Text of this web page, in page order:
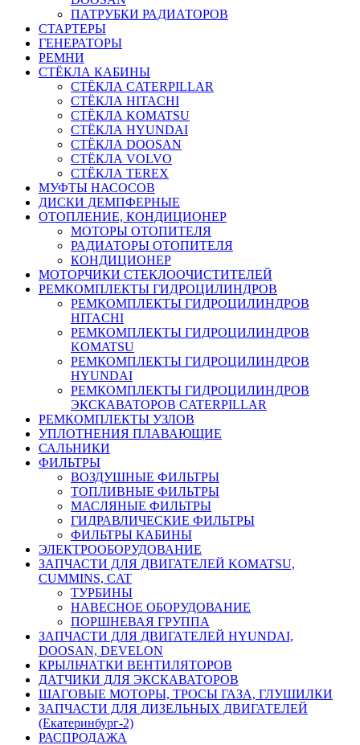
ПАТРУБКИ РАДИАТОРОВ
СТАРТЕРЫ
ГЕНЕРАТОРЫ
РЕМНИ
СТЁКЛА КАБИНЫ
СТЁКЛА CATERPILLAR
СТЁКЛА HITACHI
СТЁКЛА KOMATSU
СТЁКЛА HYUNDAI
СТЁКЛА DOOSAN
СТЁКЛА VOLVO
СТЁКЛА TEREX
МУФТЫ НАСОСОВ
ДИСКИ ДЕМПФЕРНЫЕ
ОТОПЛЕНИЕ, КОНДИЦИОНЕР
МОТОРЫ ОТОПИТЕЛЯ
РАДИАТОРЫ ОТОПИТЕЛЯ
КОНДИЦИОНЕР
МОТОРЧИКИ СТЕКЛООЧИСТИТЕЛЕЙ
РЕМКОМПЛЕКТЫ ГИДРОЦИЛИНДРОВ
РЕМКОМПЛЕКТЫ ГИДРОЦИЛИНДРОВ
HITACHI
РЕМКОМПЛЕКТЫ ГИДРОЦИЛИНДРОВ
KOMATSU
РЕМКОМПЛЕКТЫ ГИДРОЦИЛИНДРОВ
HYUNDAI
РЕМКОМПЛЕКТЫ ГИДРОЦИЛИНДРОВ
ЭКСКАВАТОРОВ CATERPILLAR
РЕМКОМПЛЕКТЫ УЗЛОВ
УПЛОТНЕНИЯ ПЛАВАЮЩИЕ
САЛЬНИКИ
ФИЛЬТРЫ
ВОЗДУШНЫЕ ФИЛЬТРЫ
ТОПЛИВНЫЕ ФИЛЬТРЫ
МАСЛЯНЫЕ ФИЛЬТРЫ
ГИДРАВЛИЧЕСКИЕ ФИЛЬТРЫ
ФИЛЬТРЫ КАБИНЫ
ЭЛЕКТРООБОРУДОВАНИЕ
ЗАПЧАСТИ ДЛЯ ДВИГАТЕЛЕЙ KOMATSU,
CUMMINS, CAT
ТУРБИНЫ
НАВЕСНОЕ ОБОРУДОВАНИЕ
ПОРШНЕВАЯ ГРУППА
ЗАПЧАСТИ ДЛЯ ДВИГАТЕЛЕЙ HYUNDAI,
DOOSAN, DEVELON
КРЫЛЬЧАТКИ ВЕНТИЛЯТОРОВ
ДАТЧИКИ ДЛЯ ЭКСКАВАТОРОВ
ШАГОВЫЕ МОТОРЫ, ТРОСЫ ГАЗА, ГЛУШИЛКИ
ЗАПЧАСТИ ДЛЯ ДИЗЕЛЬНЫХ ДВИГАТЕЛЕЙ
(Екатеринбург-2)
РАСПРОДАЖА